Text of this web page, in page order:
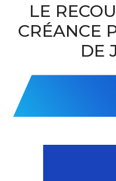
LE
CRÉANCE
DE